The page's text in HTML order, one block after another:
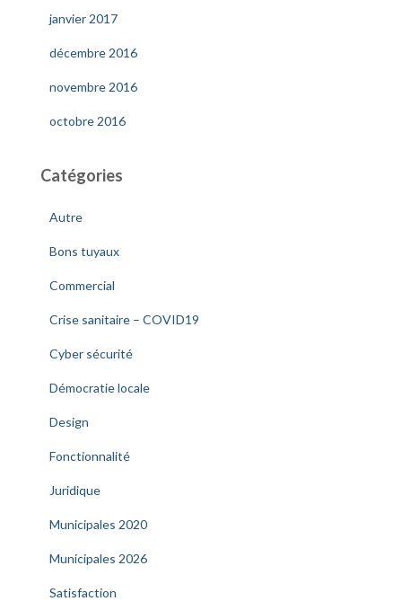
janvier 2017
décembre 2016
novembre 2016
octobre 2016
Catégories
Autre
Bons tuyaux
Commercial
Crise sanitaire – COVID19
Cyber sécurité
Démocratie locale
Design
Fonctionnalité
Juridique
Municipales 2020
Municipales 2026
Satisfaction